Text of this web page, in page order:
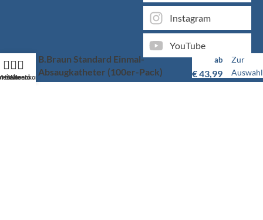
Instagram
YouTube
Konto
Warenkorb
B.Braun Standard Einmal-
Absaugkatheter (100er-Pack)
ab
€43,99
Zur
Auswahl